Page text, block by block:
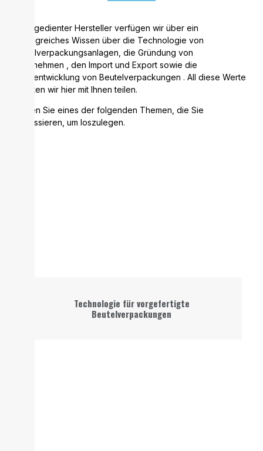
Als altgedienter Hersteller verfügen wir über ein
umfangreiches Wissen über die Technologie von
Beutelverpackungsanlagen, die Gründung von
Unternehmen , den Import und Export sowie die
Marktentwicklung von Beutelverpackungen . All diese Werte
möchten wir hier mit Ihnen teilen.
Wählen Sie eines der folgenden Themen, die Sie
interessieren, um loszulegen.
Technologie für vorgefertigte
Beutelverpackungen